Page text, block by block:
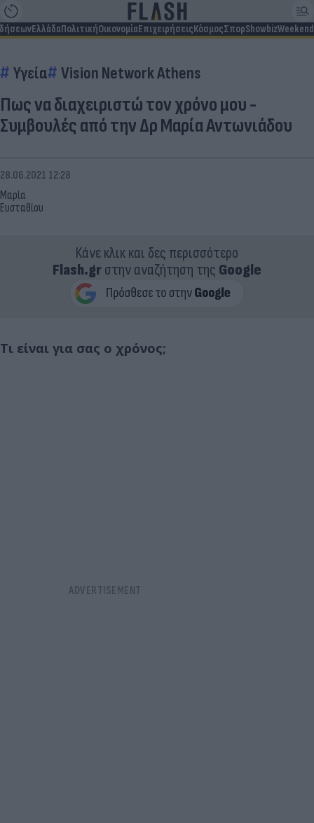
ΕλλάδαΠολιτικήΟικονομίαΕπιχειρήσειςΚόσμοςΣπορShowbizWeekend
Υγεία Vision Network Athens
Πως να διαχειριστώ τον χρόνο μου -
Συμβουλές από την Δρ Μαρία Αντωνιάδου
Μαρία
Ευσταθίου
28.06.2021 12:28
Κάνε κλικ και δες περισσότερο
Flash.grστην αναζήτηση της Google
Τι είναι για σας ο χρόνος;